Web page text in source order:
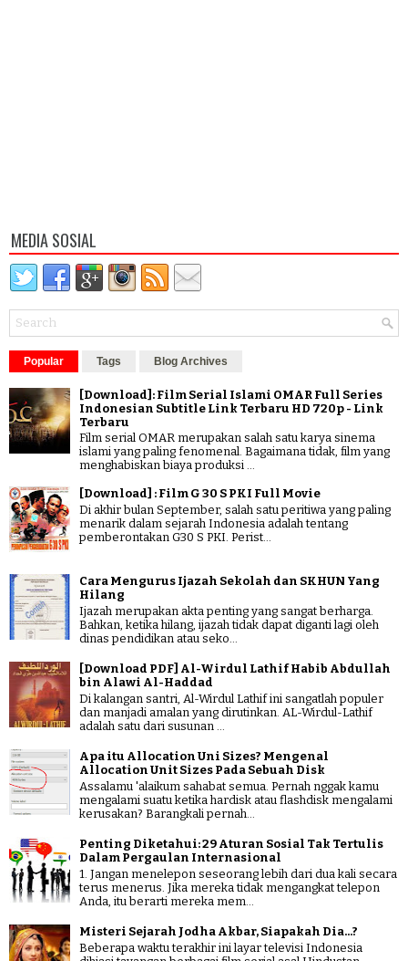
MEDIA SOSIAL
Popular Tags Blog Archives
[Download]: Film Serial Islami OMAR Full Series
Indonesian Subtitle Link Terbaru HD 720p - Link
Terbaru
Film serial OMAR merupakan salah satu karya sinema
islami yang paling fenomenal. Bagaimana tidak, film yang
menghabiskan biaya produksi ...
[Download] : Film G 30 S PKI Full Movie
Di akhir bulan September, salah satu peritiwa yang paling
menarik dalam sejarah Indonesia adalah tentang
pemberontakan G30 S PKI. Perist...
Cara Mengurus Ijazah Sekolah dan SKHUN Yang
Hilang
Ijazah merupakan akta penting yang sangat berharga.
Bahkan, ketika hilang, ijazah tidak dapat diganti lagi oleh
dinas pendidikan atau seko...
[Download PDF] Al-Wirdul Lathif Habib Abdullah
bin Alawi Al-Haddad
Di kalangan santri, Al-Wirdul Lathif ini sangatlah populer
dan manjadi amalan yang dirutinkan. AL-Wirdul-Lathif
adalah satu dari susunan ...
Apa itu Allocation Uni Sizes? Mengenal
Allocation Unit Sizes Pada Sebuah Disk
Assalamu 'alaikum sahabat semua. Pernah nggak kamu
mengalami suatu ketika hardisk atau flashdisk mengalami
kerusakan? Barangkali pernah...
Penting Diketahui: 29 Aturan Sosial Tak Tertulis
Dalam Pergaulan Internasional
1. Jangan menelepon seseorang lebih dari dua kali secara
terus menerus. Jika mereka tidak mengangkat telepon
Anda, itu berarti mereka mem...
Misteri Sejarah Jodha Akbar, Siapakah Dia...?
Beberapa waktu terakhir ini layar televisi Indonesia